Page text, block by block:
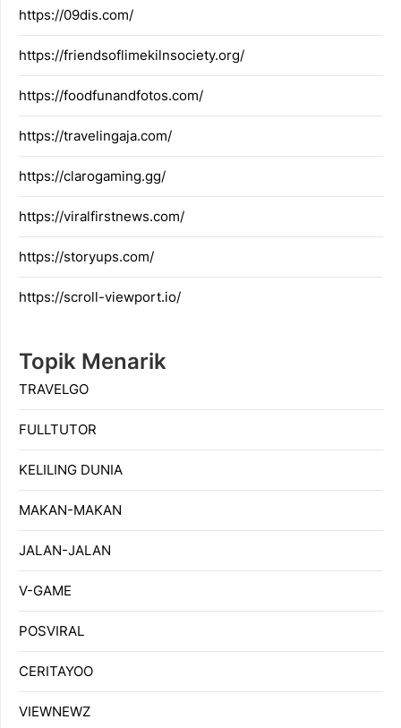
https://09dis.com/
https://friendsoflimekilnsociety.org/
https://foodfunandfotos.com/
https://travelingaja.com/
https://clarogaming.gg/
https://viralfirstnews.com/
https://storyups.com/
https://scroll-viewport.io/
Topik Menarik
TRAVELGO
FULLTUTOR
KELILING DUNIA
MAKAN-MAKAN
JALAN-JALAN
V-GAME
POSVIRAL
CERITAYOO
VIEWNEWZ